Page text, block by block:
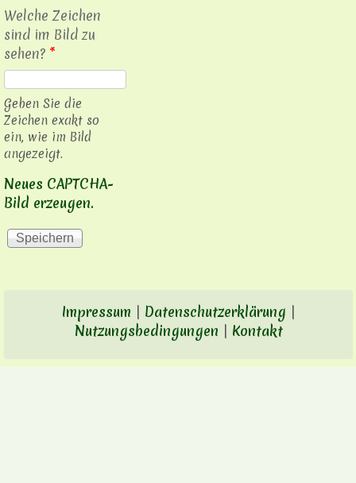
Welche Zeichen
sind im Bild zu
sehen? *
Geben Sie die
Zeichen exakt so
ein, wie im Bild
angezeigt.
Neues CAPTCHA-
Bild erzeugen.
Impressum | Datenschutzerklärung |
Nutzungsbedingungen | Kontakt